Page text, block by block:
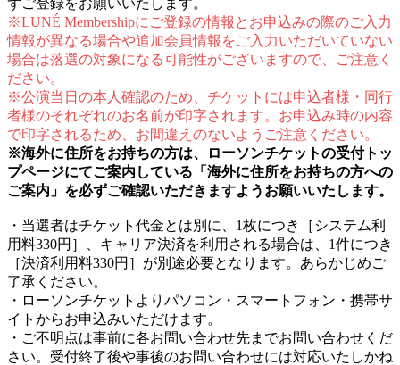
※LUNÉ Membershipにご登録の情報とお申込みの際のご入力
情報が異なる場合や追加会員情報をご入力いただいていない
場合は落選の対象になる可能性がございますので、ご注意く
ださい。
※公演当日の本人確認のため、チケットには申込者様・同行
者様のそれぞれのお名前が印字されます。お申込み時の内容
で印字されるため、お間違えのないようご注意ください。
※海外に住所をお持ちの方は、ローソンチケットの受付トッ
プページにてご案内している「海外に住所をお持ちの方への
ご案内」を必ずご確認いただきますようお願いいたします。
・当選者はチケット代金とは別に、1枚につき［システム利
用料330円］、キャリア決済を利用される場合は、1件につき
［決済利用料330円］が別途必要となります。あらかじめご
了承ください。
・ローソンチケットよりパソコン・スマートフォン・携帯サ
イトからお申込みいただけます。
・ご不明点は事前に各お問い合わせ先までお問い合わせくだ
さい。受付終了後や事後のお問い合わせには対応いたしかね